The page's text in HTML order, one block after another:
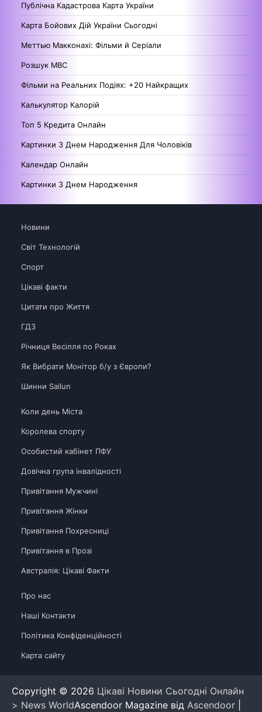
Публічна Кадастрова Карта України
Карта Бойових Дій України Сьогодні
Меттью Макконахі: Фільми й Серіали
Розшук МВС
Фільми на Реальних Подіях: +20 Найкращих
Калькулятор Калорій
Топ 5 Кредита Онлайн
Картинки З Днем Народження Для Чоловіків
Календар Онлайн
Картинки З Днем Народження
Новини
Світ Технологій
Спорт
Цікаві факти
Цитати про Життя
ГДЗ
Річниця Весілля по Роках
Як Вибрати Монітор б/у з Європи?
Шинни Sailun
Коли день Міста
Королева спорту
Особистий кабінет ПФУ
Довічна група інвалідності
Привітання Мужчині
Привітання Жінки
Привітання Похресниці
Привітання в Прозі
Австралія: Цікаві Факти
Про нас
Наші Контакти
Політика Конфіденційності
Карта сайту
Copyright © 2026 Цікаві Новини Сьогодні Онлайн
> News WorldAscendoor Magazine від Ascendoor